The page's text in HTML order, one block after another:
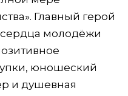
Главный герой
молодёжи
юношеский
и душевная